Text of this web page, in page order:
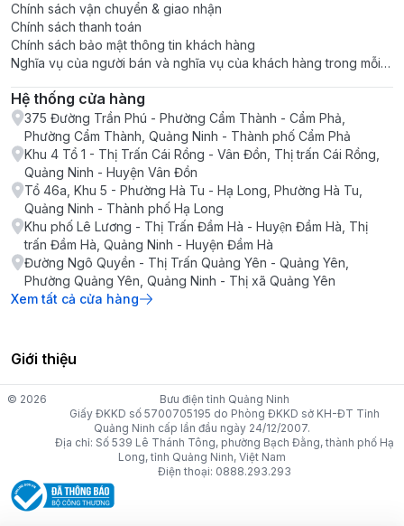
Chính sách vận chuyển & giao nhận
Chính sách thanh toán
Chính sách bảo mật thông tin khách hàng
Nghĩa vụ của người bán và nghĩa vụ của khách hàng trong mỗi
Hệ thống cửa hàng
375 Đường Trần Phú - Phường Cẩm Thành - Cẩm Phả,
Phường Cẩm Thành, Quảng Ninh - Thành phố Cẩm Phả
Khu 4 Tổ 1 - Thị Trấn Cái Rồng - Vân Đồn, Thị trấn Cái Rồng,
Quảng Ninh - Huyện Vân Đồn
Tổ 46a, Khu 5 - Phường Hà Tu - Hạ Long, Phường Hà Tu,
Quảng Ninh - Thành phố Hạ Long
Khu phố Lê Lương - Thị Trấn Đầm Hà - Huyện Đầm Hà, Thị
trấn Đầm Hà, Quảng Ninh - Huyện Đầm Hà
Đường Ngô Quyền - Thị Trấn Quảng Yên - Quảng Yên,
Phường Quảng Yên, Quảng Ninh - Thị xã Quảng Yên
Xem tất cả cửa hàng
Giới thiệu
© 2026
Bưu điện tỉnh Quảng Ninh
Giấy ĐKKD số 5700705195 do Phòng ĐKKD sở KH-ĐT Tỉnh
Quảng Ninh cấp lần đầu ngày 24/12/2007.
Địa chỉ: Số 539 Lê Thánh Tông, phường Bạch Đằng, thành phố Hạ
Long, tỉnh Quảng Ninh, Việt Nam
Điện thoại: 0888.293.293